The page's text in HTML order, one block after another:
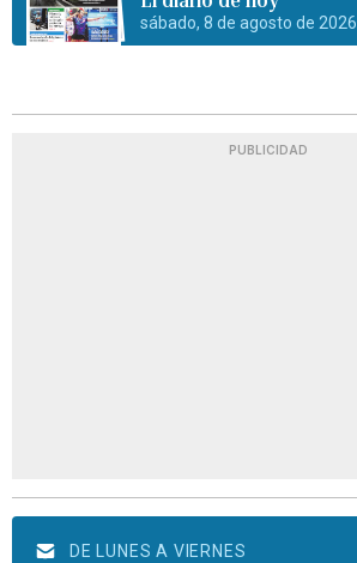
sábado, 8 de agosto de 2026
PUBLICIDAD
DE LUNES A VIERNES